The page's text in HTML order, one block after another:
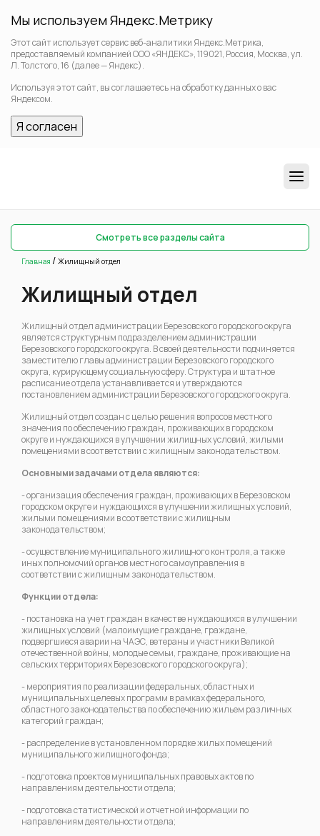
Мы используем Яндекс.Метрику
Этот сайт использует сервис веб-аналитики Яндекс.Метрика,
предоставляемый компанией ООО «ЯНДЕКС», 119021, Россия, Москва, ул.
Л. Толстого, 16 (далее — Яндекс).
Используя этот сайт, вы соглашаетесь на обработку данных о вас
Яндексом.
Я согласен
Смотреть все разделы сайта
Главная / Жилищный отдел
Жилищный отдел
Жилищный отдел администрации Березовского городского округа
является структурным подразделением администрации
Березовского городского округа. В своей деятельности подчиняется
заместителю главы администрации Березовского городского
округа, курирующему социальную сферу. Структура и штатное
расписание отдела устанавливается и утверждаются
постановлением администрации Березовского городского округа.
Жилищный отдел создан с целью решения вопросов местного
значения по обеспечению граждан, проживающих в городском
округе и нуждающихся в улучшении жилищных условий, жилыми
помещениями в соответствии с жилищным законодательством.
Основными задачами отдела являются:
- организация обеспечения граждан, проживающих в Березовском
городском округе и нуждающихся в улучшении жилищных условий,
жилыми помещениями в соответствии с жилищным
законодательством;
- осуществление муниципального жилищного контроля, а также
иных полномочий органов местного самоуправления в
соответствии с жилищным законодательством.
Функции отдела:
- постановка на учет граждан в качестве нуждающихся в улучшении
жилищных условий (малоимущие граждане, граждане,
подвергшиеся аварии на ЧАЭС, ветераны и участники Великой
отечественной войны, молодые семьи, граждане, проживающие на
сельских территориях Березовского городского округа);
- мероприятия по реализации федеральных, областных и
муниципальных целевых программ в рамках федерального,
областного законодательства по обеспечению жильем различных
категорий граждан;
- распределение в установленном порядке жилых помещений
муниципального жилищного фонда;
- подготовка проектов муниципальных правовых актов по
направлениям деятельности отдела;
- подготовка статистической и отчетной информации по
направлениям деятельности отдела;